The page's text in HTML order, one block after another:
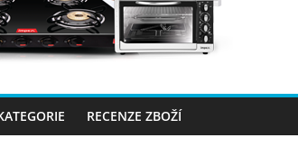
RECENZE ZBOŽÍ